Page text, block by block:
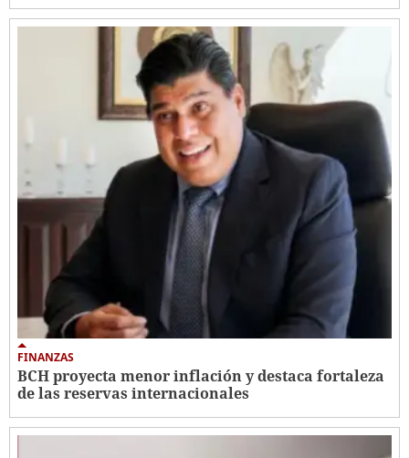
FINANZAS
BCH proyecta menor inflación y destaca fortaleza
de las reservas internacionales